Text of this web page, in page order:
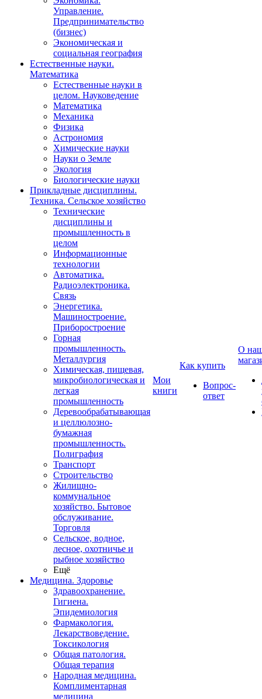
Управление.
Предпринимательство
(бизнес)
Экономическая и
социальная география
Естественные науки.
Математика
Естественные науки в
целом. Науковедение
Математика
Механика
Физика
Астрономия
Химические науки
Науки о Земле
Экология
Биологические науки
Прикладные дисциплины.
Техника. Сельское хозяйство
Технические
дисциплины и
промышленность в
целом
Информационные
технологии
Автоматика.
Радиоэлектроника.
Связь
Энергетика.
Машиностроение.
Приборостроение
Горная
промышленность.
Металлургия
Химическая, пищевая,
микробиологическая и
легкая
промышленность
Деревообрабатывающая
и целлюлозно-
бумажная
промышленность.
Полиграфия
Транспорт
Строительство
Жилищно-
коммунальное
хозяйство. Бытовое
обслуживание.
Торговля
Сельское, водное,
лесное, охотничье и
рыбное хозяйство
Ещё
Медицина. Здоровье
Здравоохранение.
Гигиена.
Эпидемиология
Фармакология.
Лекарствоведение.
Токсикология
Общая патология.
Общая терапия
Народная медицина.
Комплиментарная
медицина
Мои
книги
Как купить
Вопрос-
ответ
О